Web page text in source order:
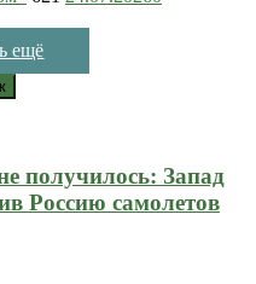
ещё
получилось: Запад
Россию самолетов